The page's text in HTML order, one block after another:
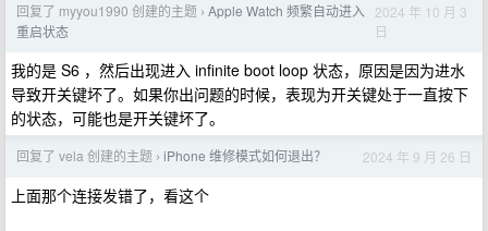
回复了 myyou1990 创建的主题 › Apple Watch 频繁自动进入
重启状态
2024 年 10 月 3
日
我的是 S6 ，然后出现进入 infinite boot loop 状态，原因是因为进水
导致开关键坏了。如果你出问题的时候，表现为开关键处于一直按下
的状态，可能也是开关键坏了。
回复了 vela 创建的主题 › iPhone 维修模式如何退出？ 2024 年 9 月 26 日
上面那个连接发错了，看这个